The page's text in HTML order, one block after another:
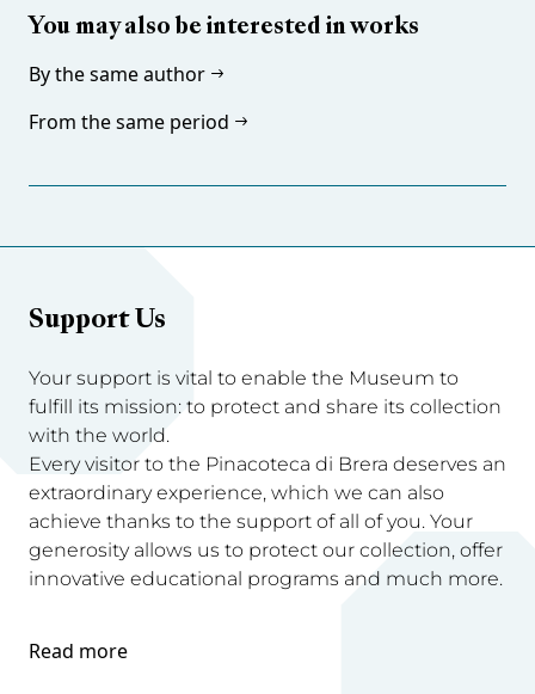
You may also be interested in works
By the same author
From the same period
Support Us
Your support is vital to enable the Museum to
fulfill its mission: to protect and share its collection
with the world.
Every visitor to the Pinacoteca di Brera deserves an
extraordinary experience, which we can also
achieve thanks to the support of all of you. Your
generosity allows us to protect our collection, offer
innovative educational programs and much more.
Read more